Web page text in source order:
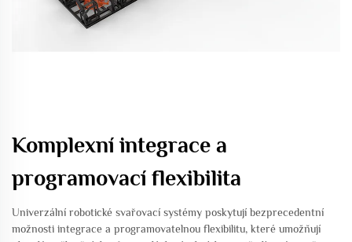
Komplexní integrace a
programovací flexibilita
Univerzální robotické svařovací systémy poskytují bezprecedentní
možnosti integrace a programovatelnou flexibilitu, které umožňují